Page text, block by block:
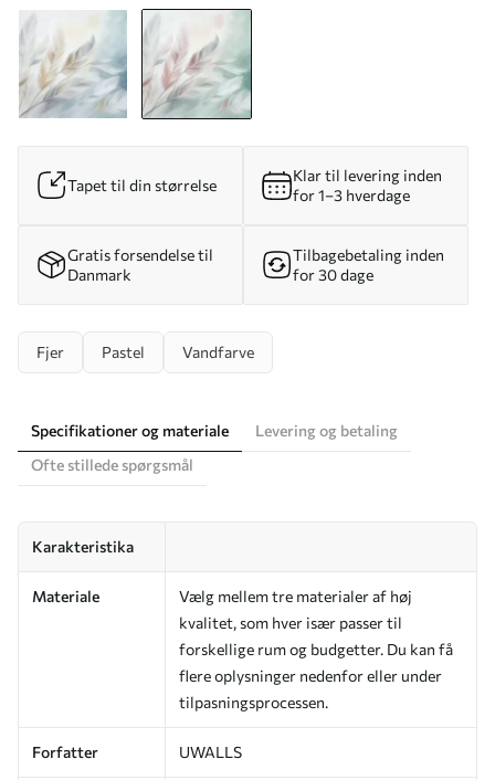
Tapet til din størrelse
Klar til levering inden
for 1–3 hverdage
Gratis forsendelse til
Danmark
Tilbagebetaling inden
for 30 dage
Fjer Pastel Vandfarve
Specifikationer og materiale
Levering og betaling
Ofte stillede spørgsmål
Karakteristika
Materiale
Vælg mellem tre materialer af høj
kvalitet, som hver især passer til
forskellige rum og budgetter. Du kan få
flere oplysninger nedenfor eller under
tilpasningsprocessen.
Forfatter UWALLS